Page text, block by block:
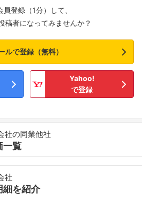
員登録（1分）して、
稿者になってみませんか？
ルで登録（無料）
Yahoo!
で登録
社の同業他社
一覧
社
細を紹介